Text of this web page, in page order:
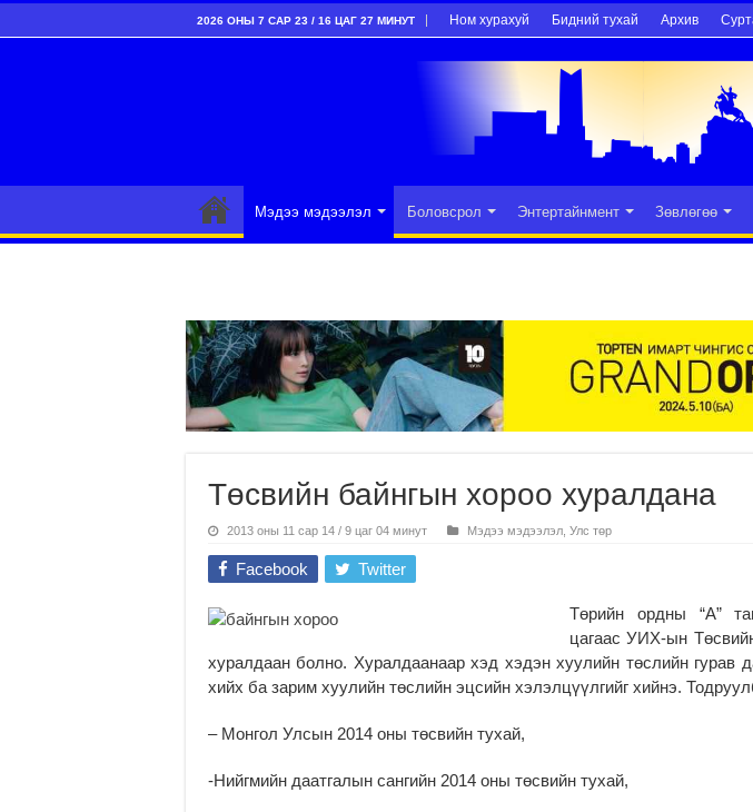
2026 ОНЫ 7 САР 23 / 16 ЦАГ 27 МИНУТ Ном хурахуй Бидний тухай Архив
Мэдээ мэдээлэл Боловсрол Энтертайнмент Зөвлөгөө
Төсвийн байнгын хороо хуралдана
2013 оны 11 сар 14 / 9 цаг 04 минут Мэдээ мэдээлэл Улс төр
Facebook Twitter
Төрийн ордны “А”
цагаас УИХ-ын
хуралдаан болно. Хуралдаанаар хэд хэдэн хуулийн төслийн гурав
хийх ба зарим хуулийн төслийн эцсийн хэлэлцүүлгийг хийнэ.
– Монгол Улсын 2014 оны төсвийн тухай,
-Нийгмийн даатгалын сангийн 2014 оны төсвийн тухай,